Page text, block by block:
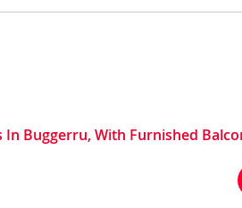
Buggerru, With Furnished